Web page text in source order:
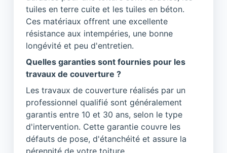
tuiles en terre cuite et les tuiles en béton.
Ces matériaux offrent une excellente
résistance aux intempéries, une bonne
longévité et peu d'entretien.
Quelles garanties sont fournies pour les
travaux de couverture ?
Les travaux de couverture réalisés par un
professionnel qualifié sont généralement
garantis entre 10 et 30 ans, selon le type
d'intervention. Cette garantie couvre les
défauts de pose, d'étanchéité et assure la
pérennité de votre toiture.